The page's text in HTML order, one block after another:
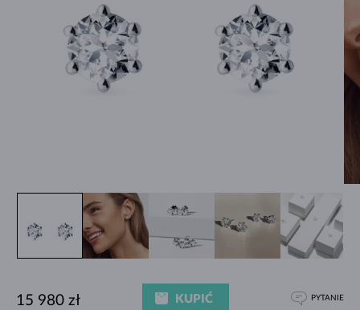
15 980 zł KUPIĆ PYTANIE